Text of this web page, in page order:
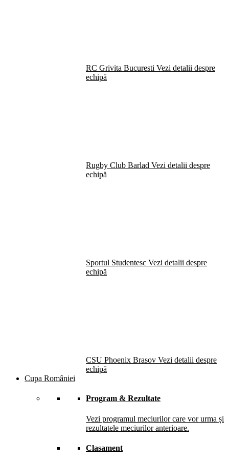
RC Grivita Bucuresti Vezi detalii despre
echipă
Rugby Club Barlad Vezi detalii despre
echipă
Sportul Studentesc Vezi detalii despre
echipă
CSU Phoenix Brasov Vezi detalii despre
echipă
Cupa României
Program & Rezultate
Vezi programul meciurilor care vor urma și
rezultatele meciurilor anterioare.
Clasament